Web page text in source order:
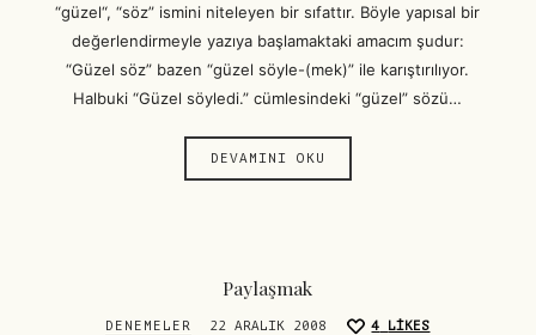
“güzel“, “söz” ismini niteleyen bir sıfattır. Böyle yapısal bir
değerlendirmeyle yazıya başlamaktaki amacım şudur:
“Güzel söz” bazen “güzel söyle-(mek)” ile karıştırılıyor.
Halbuki “Güzel söyledi.” cümlesindeki “güzel” sözü…
DEVAMINI OKU
Paylaşmak
DENEMELER 22 ARALIK 2008 4 LIKES